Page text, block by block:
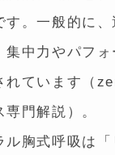
す。一般的に
集中力やパフ
れています（
門解説）。
ル胸式呼吸は